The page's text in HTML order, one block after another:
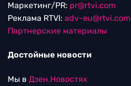
Маркетинг/PR: pr@rtvi.com
Реклама RTVI: adv-eu@rtvi.com
Партнерские материалы
Достойные новости
Мы в Дзен.Новостях